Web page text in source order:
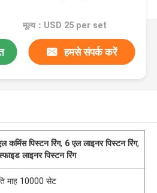
मूल्य：USD 25 per set
हमसे संपर्क करें
कमिंस पिस्टन रिंग, 6 एल लाइनर पिस्टन रिंग,
लाइनर पिस्टन रिंग
माह 10000 सेट